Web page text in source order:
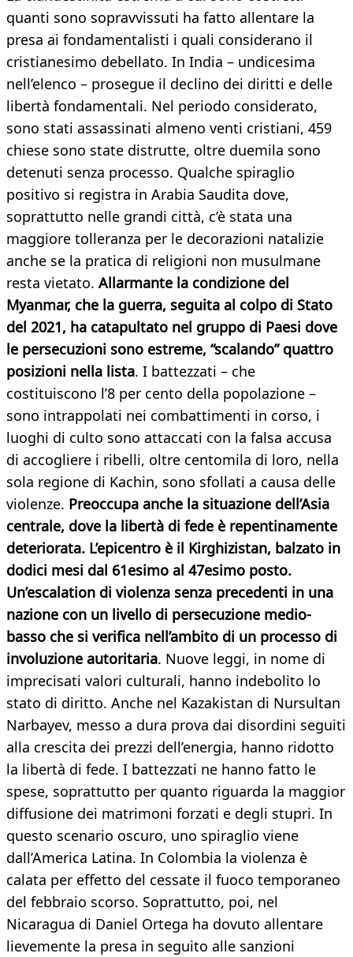
quanti sono sopravvissuti ha fatto allentare la
presa ai fondamentalisti i quali considerano il
cristianesimo debellato. In India – undicesima
nell’elenco – prosegue il declino dei diritti e delle
libertà fondamentali. Nel periodo considerato,
sono stati assassinati almeno venti cristiani, 459
chiese sono state distrutte, oltre duemila sono
detenuti senza processo. Qualche spiraglio
positivo si registra in Arabia Saudita dove,
soprattutto nelle grandi città, c’è stata una
maggiore tolleranza per le decorazioni natalizie
anche se la pratica di religioni non musulmane
resta vietato. Allarmante la condizione del
Myanmar, che la guerra, seguita al colpo di Stato
del 2021, ha catapultato nel gruppo di Paesi dove
le persecuzioni sono estreme, “scalando” quattro
posizioni nella lista. I battezzati – che
costituiscono l’8 per cento della popolazione –
sono intrappolati nei combattimenti in corso, i
luoghi di culto sono attaccati con la falsa accusa
di accogliere i ribelli, oltre centomila di loro, nella
sola regione di Kachin, sono sfollati a causa delle
violenze. Preoccupa anche la situazione dell’Asia
centrale, dove la libertà di fede è repentinamente
deteriorata. L’epicentro è il Kirghizistan, balzato in
dodici mesi dal 61esimo al 47esimo posto.
Un’escalation di violenza senza precedenti in una
nazione con un livello di persecuzione medio-
basso che si verifica nell’ambito di un processo di
involuzione autoritaria. Nuove leggi, in nome di
imprecisati valori culturali, hanno indebolito lo
stato di diritto. Anche nel Kazakistan di Nursultan
Narbayev, messo a dura prova dai disordini seguiti
alla crescita dei prezzi dell’energia, hanno ridotto
la libertà di fede. I battezzati ne hanno fatto le
spese, soprattutto per quanto riguarda la maggior
diffusione dei matrimoni forzati e degli stupri. In
questo scenario oscuro, uno spiraglio viene
dall’America Latina. In Colombia la violenza è
calata per effetto del cessate il fuoco temporaneo
del febbraio scorso. Soprattutto, poi, nel
Nicaragua di Daniel Ortega ha dovuto allentare
lievemente la presa in seguito alle sanzioni